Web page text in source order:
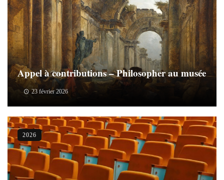
Appel à contributions – Philosopher au musée
23 février 2026
2026